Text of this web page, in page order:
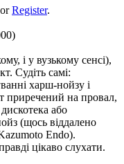
orRegister.
і у вузькому сенсі),
Судіть самі:
харш-нойзу і
приречений на провал,
або
(щось віддалено
Endo).
цікаво слухати.